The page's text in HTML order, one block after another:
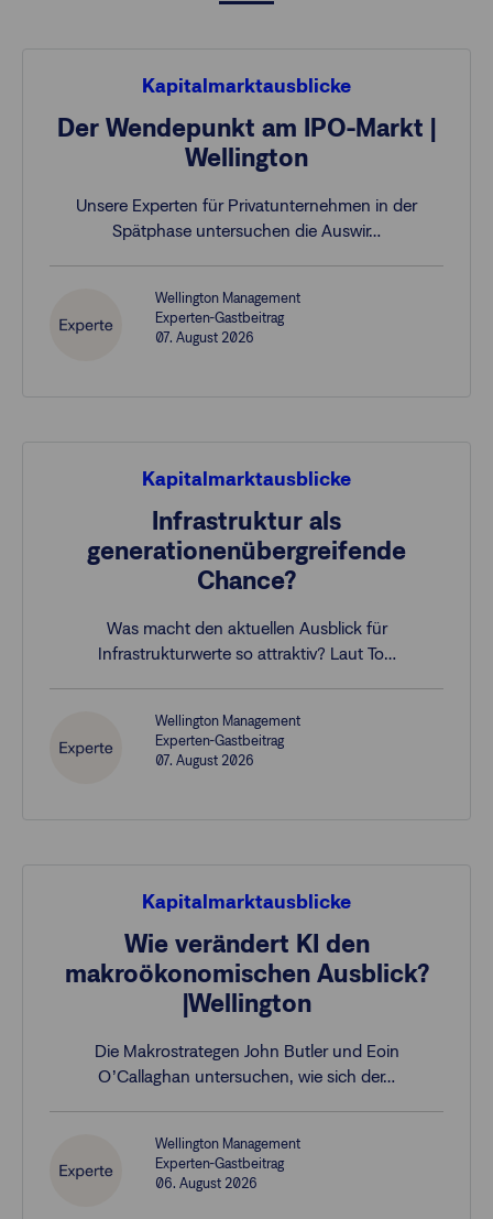
Kapitalmarktausblicke
Der Wendepunkt am IPO-Markt |
Wellington
Unsere Experten für Privatunternehmen in der
Spätphase untersuchen die Auswir…
Wellington Management
Experten-Gastbeitrag
07. August 2026
Kapitalmarktausblicke
Infrastruktur als
generationenübergreifende
Chance?
Was macht den aktuellen Ausblick für
Infrastrukturwerte so attraktiv? Laut To…
Wellington Management
Experten-Gastbeitrag
07. August 2026
Kapitalmarktausblicke
Wie verändert KI den
makroökonomischen Ausblick?
|Wellington
Die Makrostrategen John Butler und Eoin
O’Callaghan untersuchen, wie sich der…
Wellington Management
Experten-Gastbeitrag
06. August 2026